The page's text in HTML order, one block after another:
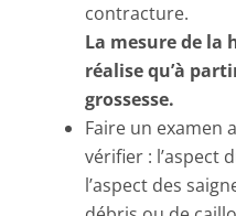
contracture.
La mesure de la
réalise qu’à
grossesse.
Faire un examen
vérifier : l’aspect
l’aspect des